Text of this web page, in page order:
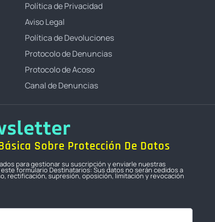
Política de Privacidad
Aviso Legal
Política de Devoluciones
Protocolo de Denuncias
Protocolo de Acoso
Canal de Denuncias
Sobre Protección De Datos
para gestionar su suscripción y enviarle nuestras
formulario Destinatarios: Sus datos no serán cedidos a
rectificación, supresión, oposición, limitación y revocación